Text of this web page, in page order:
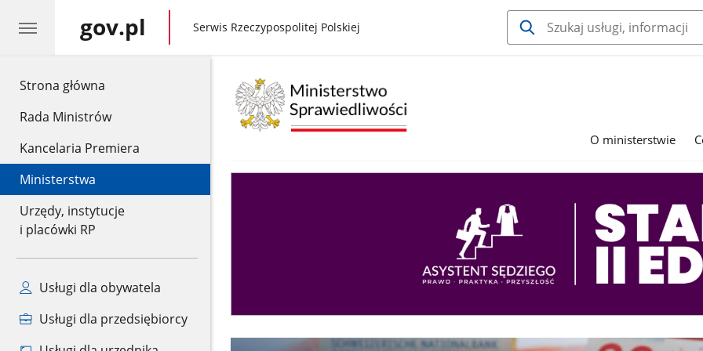
Strona główna
Rada Ministrów
Kancelaria Premiera
Ministerstwa
Urzędy, instytucje
i placówki RP
Usługi dla obywatela
Usługi dla przedsiębiorcy
gov.pl gov.pl
Serwis Rzeczypospolitej Polskiej
O ministerstwie